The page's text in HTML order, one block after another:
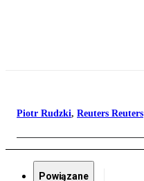
Piotr Rudzki, Reuters Reuters
Powiązane